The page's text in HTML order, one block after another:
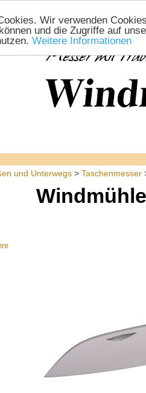
Wir verwenden
und die Zugriffe auf
Weitere Informationen
und Unterwegs > Taschenmesser